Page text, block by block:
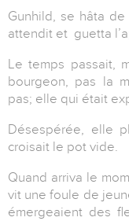
Gunhild, se hâta
attendit et guetta
Le temps passait,
bourgeon, pas la
pas; elle qui était
Désespérée, elle
croisait le pot vide.
Quand arriva le
vit une foule de
émergeaient des